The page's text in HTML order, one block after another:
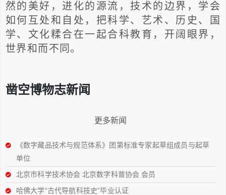
然的美好，进化的源流，技术的边界，学会
如何互处和自处，把科学、艺术、历史、国
学、文化糅合在一起合科教育，开阔眼界，
世界和而不同。
凿空博物志新闻
更多新闻
《数字藏品技术与规范体系》团第标准专家起草组成员与起草
单位
北京市科学技术协会 北京数字科普协会 会员
哈佛大学“古代导航科技史”毕业认证